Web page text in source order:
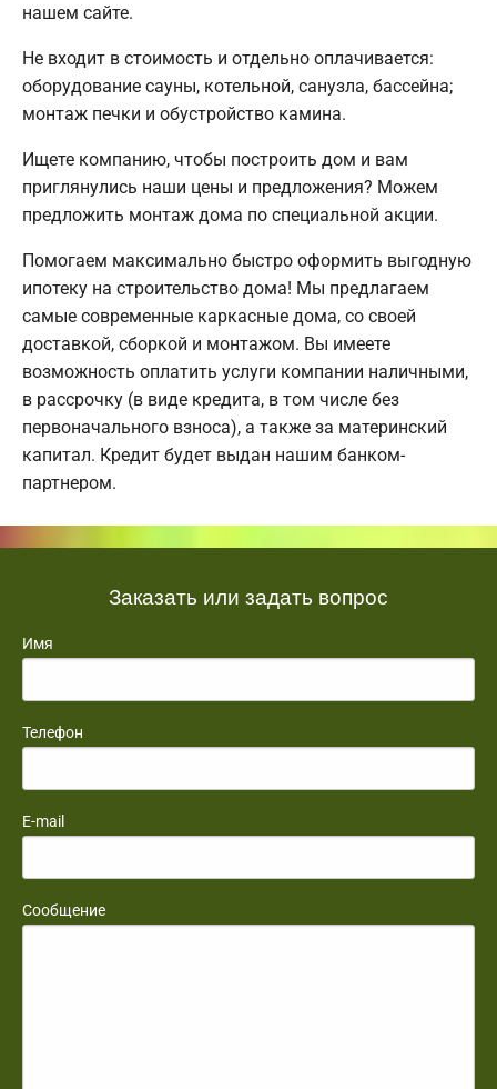
нашем сайте.
Не входит в стоимость и отдельно оплачивается:
оборудование сауны, котельной, санузла, бассейна;
монтаж печки и обустройство камина.
Ищете компанию, чтобы построить дом и вам
приглянулись наши цены и предложения? Можем
предложить монтаж дома по специальной акции.
Помогаем максимально быстро оформить выгодную
ипотеку на строительство дома! Мы предлагаем
самые современные каркасные дома, со своей
доставкой, сборкой и монтажом. Вы имеете
возможность оплатить услуги компании наличными,
в рассрочку (в виде кредита, в том числе без
первоначального взноса), а также за материнский
капитал. Кредит будет выдан нашим банком-
партнером.
Заказать или задать вопрос
Имя
Телефон
E-mail
Сообщение